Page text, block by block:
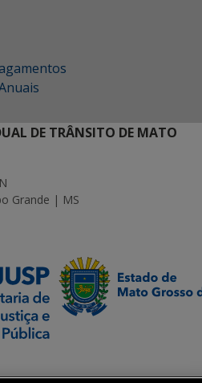
DE TRÂNSITO DE MATO
Grande | MS